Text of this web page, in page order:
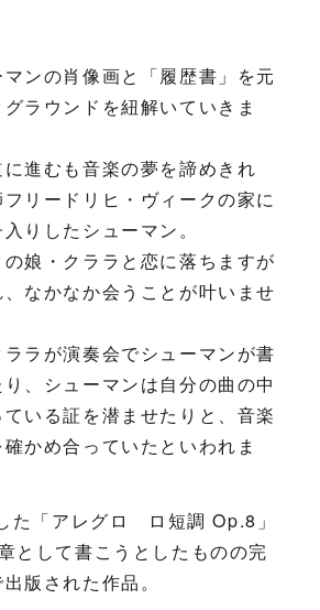
ンの肖像画と「履歴書」を元
ラウンドを紐解いていきま
進むも音楽の夢を諦めきれ
リードリヒ・ヴィークの家に
りしたシューマン。
娘・クララと恋に落ちますが
なかなか会うことが叶いませ
ラが演奏会でシューマンが書
、シューマンは自分の曲の中
いる証を潜ませたりと、音楽
かめ合っていたといわれま
た「アレグロ ロ短調 Op.8」
として書こうとしたものの完
版された作品。